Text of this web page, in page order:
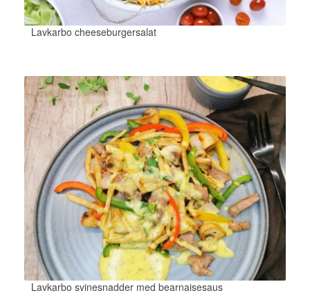
Lavkarbo cheeseburgersalat
Lavkarbo svinesnadder med bearnaisesaus